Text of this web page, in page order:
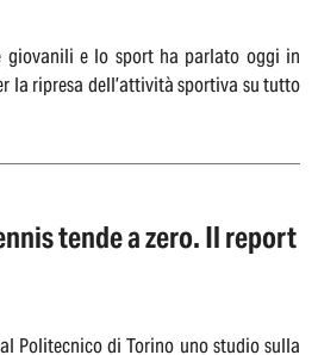
e lo sport ha parlato oggi in
la ripresa dell’attività sportiva su tutto
tende a zero. Il report
Politecnico di Torino uno studio sulla